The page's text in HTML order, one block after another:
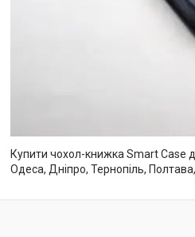
Купити чохол-книжка Smart Case
Одеса, Дніпро, Тернопіль,